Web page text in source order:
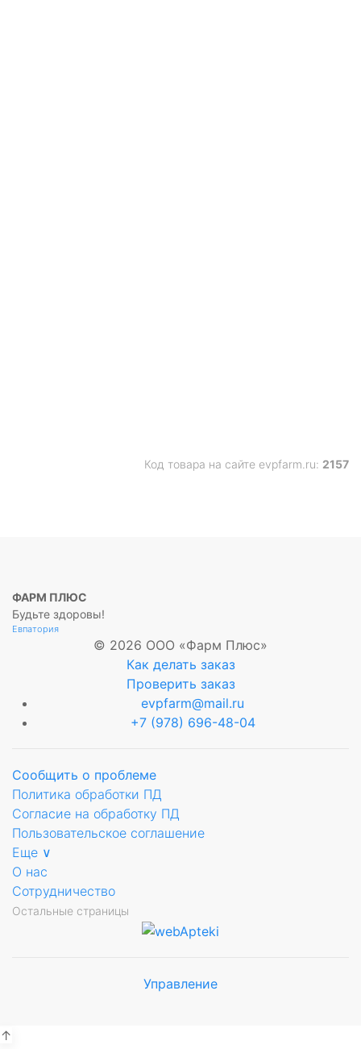
Код товара на сайте evpfarm.ru: 2157
ФАРМ ПЛЮС
Будьте здоровы!
Евпатория
© 2026 ООО «Фарм Плюс»
Как делать заказ
Проверить заказ
evpfarm@mail.ru
+7 (978) 696-48-04
Сообщить о проблеме
Политика обработки ПД
Согласие на обработку ПД
Пользовательское соглашение
Еще ∨
О нас
Сотрудничество
Остальные страницы
Управление
↑
Мы будем